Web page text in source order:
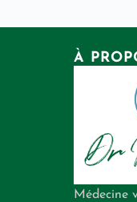
À
Médecine